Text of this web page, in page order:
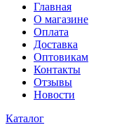
Главная
О магазине
Оплата
Доставка
Оптовикам
Контакты
Отзывы
Новости
Каталог